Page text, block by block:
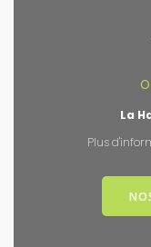
La
Plus